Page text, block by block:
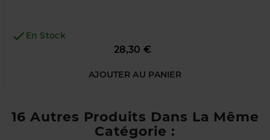
 En Stock
28,30 €
AJOUTER AU PANIER
16 Autres Produits Dans La Même
Catégorie :